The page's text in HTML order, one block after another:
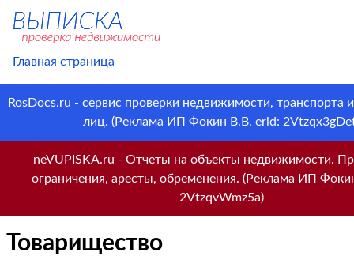
Главная страница
RosDocs.ru - сервис проверки недвижимости, транспорта
лиц. (Реклама ИП Фокин В.В. erid:
neVUPISKA.ru - Отчеты на объекты недвижимости.
ограничения, аресты, обременения. (Реклама ИП
2VtzqvWmz5a)
Товарищество